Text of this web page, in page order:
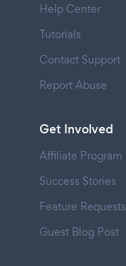
Help Center
Tutorials
Contact Support
Report Abuse
Get Involved
Affiliate Program
Success Stories
Feature Requests
Guest Blog Post